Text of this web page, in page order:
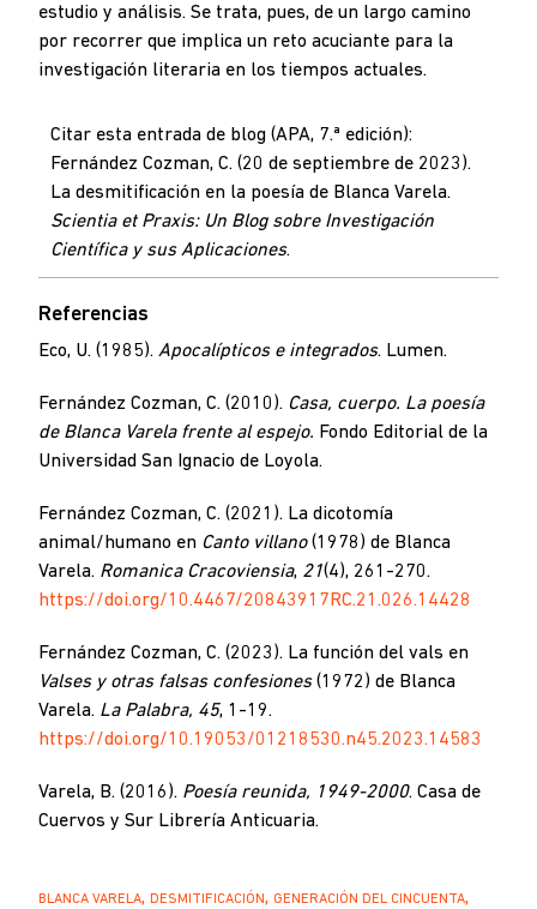
estudio y análisis. Se trata, pues, de un largo camino
por recorrer que implica un reto acuciante para la
investigación literaria en los tiempos actuales.
Citar esta entrada de blog (APA, 7.ª edición):
Fernández Cozman, C. (20 de septiembre de 2023).
La desmitificación en la poesía de Blanca Varela.
Scientia et Praxis: Un Blog sobre Investigación
Científica y sus Aplicaciones.
Referencias
Eco, U. (1985). Apocalípticos e integrados. Lumen.
Fernández Cozman, C. (2010). Casa, cuerpo. La poesía
de Blanca Varela frente al espejo. Fondo Editorial de la
Universidad San Ignacio de Loyola.
Fernández Cozman, C. (2021). La dicotomía
animal/humano en Canto villano(1978) de Blanca
Varela. Romanica Cracoviensia, 21(4), 261-270.
https://doi.org/10.4467/20843917RC.21.026.14428
Fernández Cozman, C. (2023). La función del vals en
Valses y otras falsas confesiones(1972) de Blanca
Varela. La Palabra, 45, 1-19.
https://doi.org/10.19053/01218530.n45.2023.14583
Varela, B. (2016). Poesía reunida, 1949-2000. Casa de
Cuervos y Sur Librería Anticuaria.
BLANCA VARELA DESMITIFICACIÓN
GENERACIÓN DEL CINCUENTA